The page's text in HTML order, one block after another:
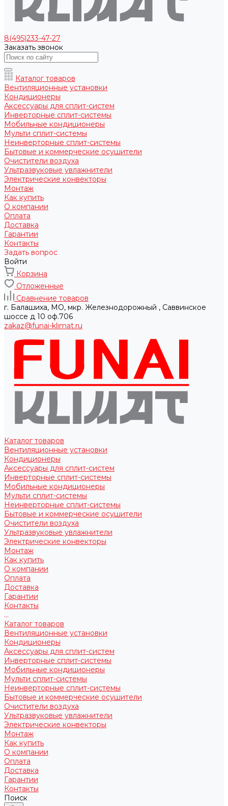
8(495)233-47-27
Заказать звонок
Каталог товаров
Вентиляционные установки
Кондиционеры
Аксессуары для сплит-систем
Инверторные сплит-системы
Мобильные кондиционеры
Мульти сплит-системы
Неинверторные сплит-системы
Бытовые и коммерческие осушители
Очистители воздуха
Ультразвуковые увлажнители
Электрические конвекторы
Монтаж
Как купить
О компании
Оплата
Доставка
Гарантии
Контакты
Задать вопрос
Войти
Корзина
Отложенные
Сравнение товаров
г. Балашиха, МО, мкр. Железнодорожный , Саввинское
шоссе д 10 оф.706
zakaz@funai-klimat.ru
Каталог товаров
Вентиляционные установки
Кондиционеры
Аксессуары для сплит-систем
Инверторные сплит-системы
Мобильные кондиционеры
Мульти сплит-системы
Неинверторные сплит-системы
Бытовые и коммерческие осушители
Очистители воздуха
Ультразвуковые увлажнители
Электрические конвекторы
Монтаж
Как купить
О компании
Оплата
Доставка
Гарантии
Контакты
...
Каталог товаров
Вентиляционные установки
Кондиционеры
Аксессуары для сплит-систем
Инверторные сплит-системы
Мобильные кондиционеры
Мульти сплит-системы
Неинверторные сплит-системы
Бытовые и коммерческие осушители
Очистители воздуха
Ультразвуковые увлажнители
Электрические конвекторы
Монтаж
Как купить
О компании
Оплата
Доставка
Гарантии
Контакты
Поиск